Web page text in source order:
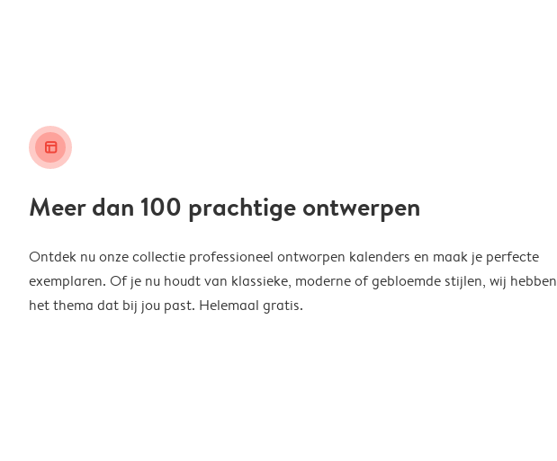
layout_alt
Meer dan 100 prachtige ontwerpen
Ontdek nu onze collectie professioneel ontworpen kalenders en maak je perfecte
exemplaren. Of je nu houdt van klassieke, moderne of gebloemde stijlen, wij hebben
het thema dat bij jou past. Helemaal gratis.